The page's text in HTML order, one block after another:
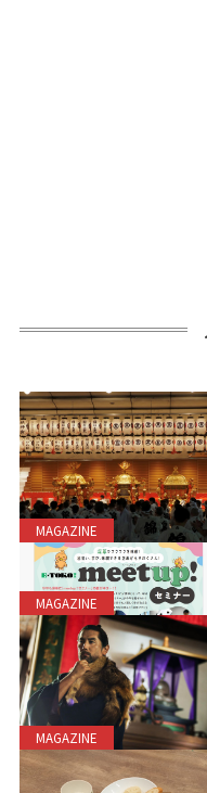
MAGAZINE
MAGAZINE
MAGAZINE